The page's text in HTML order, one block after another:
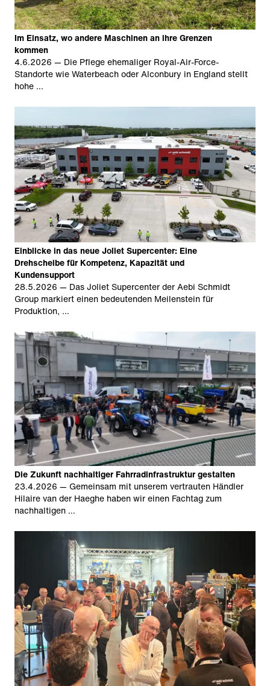
Im Einsatz, wo andere Maschinen an ihre Grenzen
kommen
4.6.2026 — Die Pflege ehemaliger Royal-Air-Force-
Standorte wie Waterbeach oder Alconbury in England stellt
hohe …
Einblicke in das neue Joliet Supercenter: Eine
Drehscheibe für Kompetenz, Kapazität und
Kundensupport
28.5.2026 — Das Joliet Supercenter der Aebi Schmidt
Group markiert einen bedeutenden Meilenstein für
Produktion, …
Die Zukunft nachhaltiger Fahrradinfrastruktur gestalten
23.4.2026 — Gemeinsam mit unserem vertrauten Händler
Hilaire van der Haeghe haben wir einen Fachtag zum
nachhaltigen …